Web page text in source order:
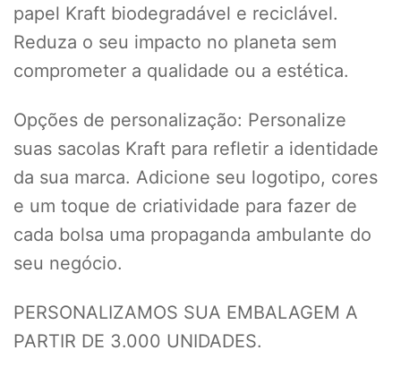
papel Kraft biodegradável e reciclável.
Reduza o seu impacto no planeta sem
comprometer a qualidade ou a estética.
Opções de personalização: Personalize
suas sacolas Kraft para refletir a identidade
da sua marca. Adicione seu logotipo, cores
e um toque de criatividade para fazer de
cada bolsa uma propaganda ambulante do
seu negócio.
PERSONALIZAMOS SUA EMBALAGEM A
PARTIR DE 3.000 UNIDADES.